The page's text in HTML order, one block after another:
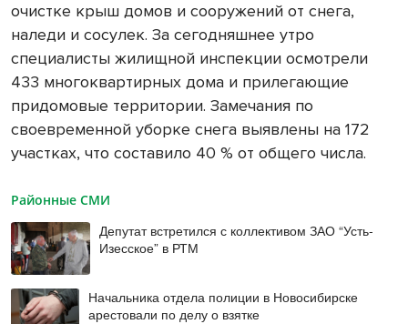
очистке крыш домов и сооружений от снега,
наледи и сосулек. За сегодняшнее утро
специалисты жилищной инспекции осмотрели
433 многоквартирных дома и прилегающие
придомовые территории. Замечания по
своевременной уборке снега выявлены на 172
участках, что составило 40 % от общего числа.
Районные СМИ
Депутат встретился с коллективом ЗАО “Усть-
Изесское” в РТМ
Начальника отдела полиции в Новосибирске
арестовали по делу о взятке